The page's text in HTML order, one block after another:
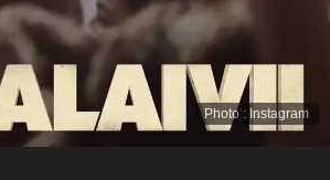
Photo : Instagram